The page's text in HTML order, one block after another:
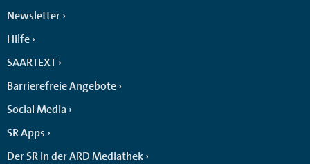
Newsletter
Hilfe
SAARTEXT
Barrierefreie Angebote
Social Media
SR Apps
Der SR in der ARD Mediathek